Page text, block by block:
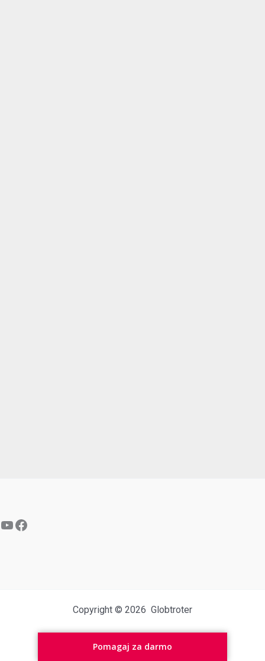
Copyright © 2026 Globtroter
Pomagaj za darmo